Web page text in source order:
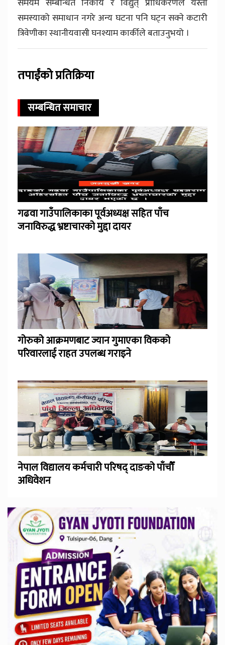
समयमै सम्बन्धित निकाय र विद्युत् प्राधिकरणले यस्ता
समस्याको समाधान नगरे अन्य घटना पनि घट्न सक्ने कटारी
त्रिवेणीका स्थानीयवासी घनश्याम कार्कीले बताउनुभयो ।
तपाईंको प्रतिक्रिया
सम्बन्धित समाचार
गढवा गाउँपालिकाका पूर्वअध्यक्ष सहित पाँच
जनाविरुद्ध भ्रष्टाचारको मुद्दा दायर
गोरुको आक्रमणबाट ज्यान गुमाएका विकको
परिवारलाई राहत उपलब्ध गराइने
नेपाल विद्यालय कर्मचारी परिषद् दाङको पाँचौँ
अधिवेशन